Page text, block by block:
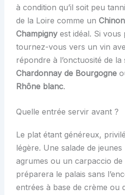
à condition qu’il soit peu
de la Loire comme un Chinon
Champignyest idéal. Si vous
tournez-vous vers un vin
répondre à l’onctuosité de
Chardonnay de Bourgogne
Rhône blanc.
Quelle entrée servir avant ?
Le plat étant généreux,
légère. Une salade de
agrumes ou un carpaccio de
préparera le palais sans
entrées à base de crème ou